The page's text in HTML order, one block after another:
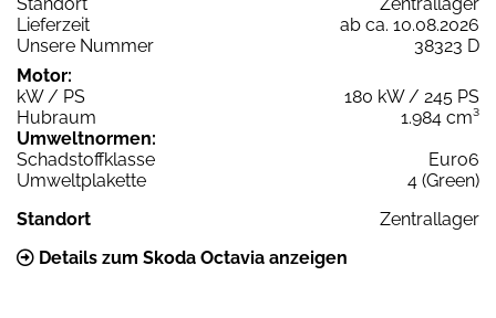
Lieferzeit
ab ca. 10.08.2026
Unsere Nummer
38323 D
Motor:
kW / PS
180 kW / 245 PS
Hubraum
1.984 cm³
Umweltnormen:
Schadstoffklasse
Euro6
Umweltplakette
4 (Green)
Standort
Zentrallager
Details zum Skoda Octavia anzeigen